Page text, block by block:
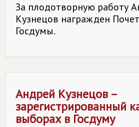
За плодотворную работу
Кузнецов награжден
Госдумы.
Андрей Кузнецов –
зарегистрированный
выборах в Госдуму